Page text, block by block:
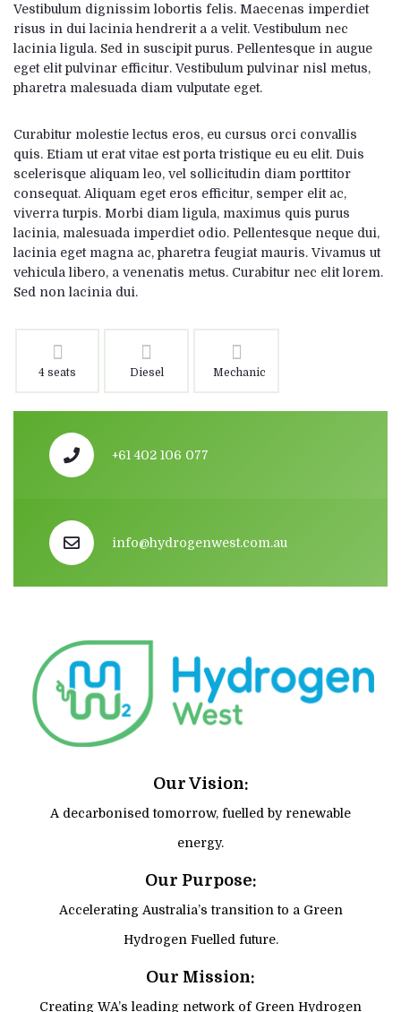
Vestibulum dignissim lobortis felis. Maecenas imperdiet
risus in dui lacinia hendrerit a a velit. Vestibulum nec
lacinia ligula. Sed in suscipit purus. Pellentesque in augue
eget elit pulvinar efficitur. Vestibulum pulvinar nisl metus,
pharetra malesuada diam vulputate eget.
Curabitur molestie lectus eros, eu cursus orci convallis
quis. Etiam ut erat vitae est porta tristique eu eu elit. Duis
scelerisque aliquam leo, vel sollicitudin diam porttitor
consequat. Aliquam eget eros efficitur, semper elit ac,
viverra turpis. Morbi diam ligula, maximus quis purus
lacinia, malesuada imperdiet odio. Pellentesque neque dui,
lacinia eget magna ac, pharetra feugiat mauris. Vivamus ut
vehicula libero, a venenatis metus. Curabitur nec elit lorem.
Sed non lacinia dui.
4 seats Diesel Mechanic
+61 402 106 077
info@hydrogenwest.com.au
Our Vision:
A decarbonised tomorrow, fuelled by renewable
energy.
Our Purpose:
Accelerating Australia’s transition to a Green
Hydrogen Fuelled future.
Our Mission:
Creating WA’s leading network of Green Hydrogen